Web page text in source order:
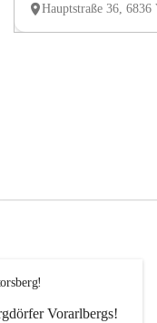
Vorarlbergs!